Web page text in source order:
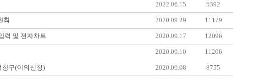
2022.06.15 5392
칙 2020.09.29 11179
력 및 전자차트 2020.09.17 12096
2020.09.10 11206
청구(이의신청) 2020.09.08 8755